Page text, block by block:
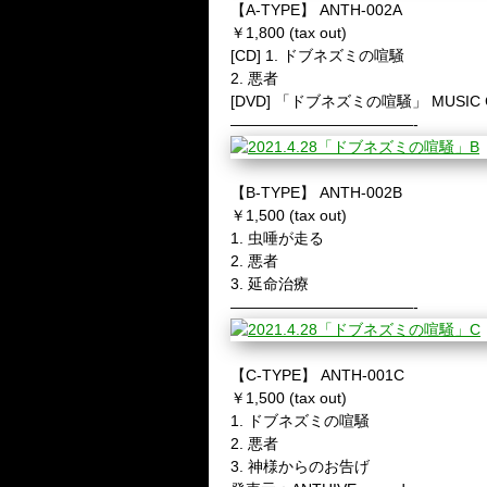
【A-TYPE】 ANTH-002A
￥1,800 (tax out)
[CD] 1. ドブネズミの喧騒
2. 悪者
[DVD] 「ドブネズミの喧騒」 MUSIC
————————————-
【B-TYPE】 ANTH-002B
￥1,500 (tax out)
1. 虫唾が走る
2. 悪者
3. 延命治療
————————————-
【C-TYPE】 ANTH-001C
￥1,500 (tax out)
1. ドブネズミの喧騒
2. 悪者
3. 神様からのお告げ